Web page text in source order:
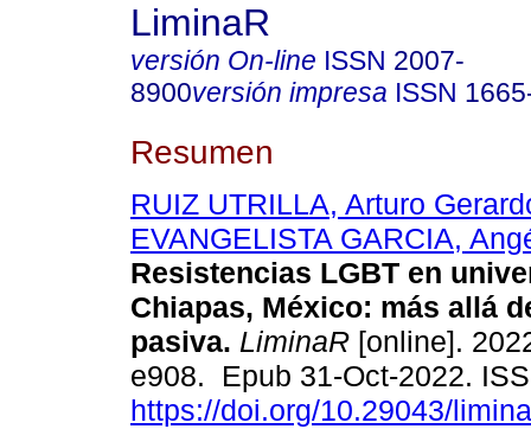
LiminaR
versión On-line ISSN 2007-
8900versión impresa ISSN
Resumen
RUIZ UTRILLA, Arturo
EVANGELISTA GARCIA,
Resistencias LGBT en
Chiapas, México: más allá
pasiva. LiminaR [online].
e908. Epub 31-Oct-2022.
https://doi.org/10.29043/